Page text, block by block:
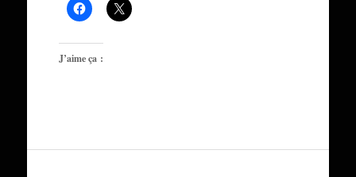
J’aime ça :